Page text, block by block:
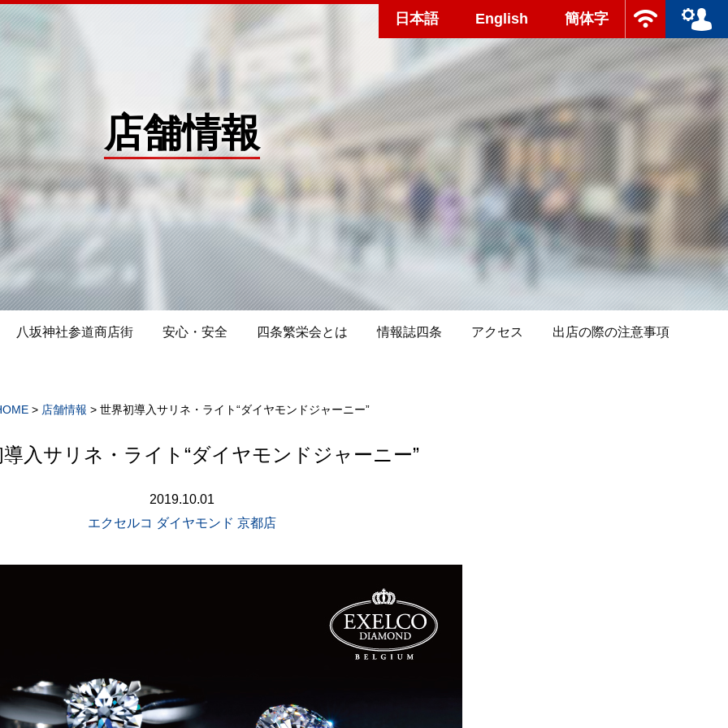
日本語 English 簡体字
店舗情報
八坂神社参道商店街 安心・安全 四条繁栄会とは 情報誌四条 アクセス 出店の際の注意事項
> 店舗情報 > 世界初導入サリネ・ライト“ダイヤモンドジャーニー”
入サリネ・ライト“ダイヤモンドジャーニー”
2019.10.01
エクセルコ ダイヤモンド 京都店